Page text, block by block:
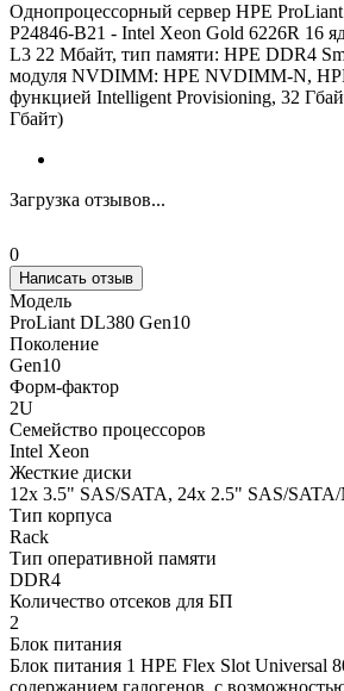
Однопроцессорный сервер HPE
P24846-B21 - Intel Xeon Gold 6226R 16
L3 22 Мбайт, тип памяти: HPE DDR4
модуля NVDIMM: HPE NVDIMM-N,
функцией Intelligent Provisioning, 32
Гбайт)
Загрузка отзывов...
0
Написать отзыв
Модель
ProLiant DL380 Gen10
Поколение
Gen10
Форм-фактор
2U
Семейство процессоров
Intel Xeon
Жесткие диски
12x 3.5" SAS/SATA, 24x 2.5" SAS/
Тип корпуса
Rack
Тип оперативной памяти
DDR4
Количество отсеков для БП
2
Блок питания
Блок питания 1 HPE Flex Slot Universal